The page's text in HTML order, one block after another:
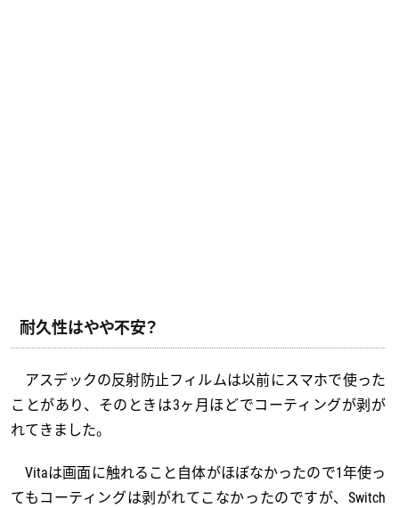
耐久性はやや不安？
アスデックの反射防止フィルムは以前にスマホで使った
ことがあり、そのときは3ヶ月ほどでコーティングが剥が
れてきました。
Vitaは画面に触れること自体がほぼなかったので1年使っ
てもコーティングは剥がれてこなかったのですが、Switch